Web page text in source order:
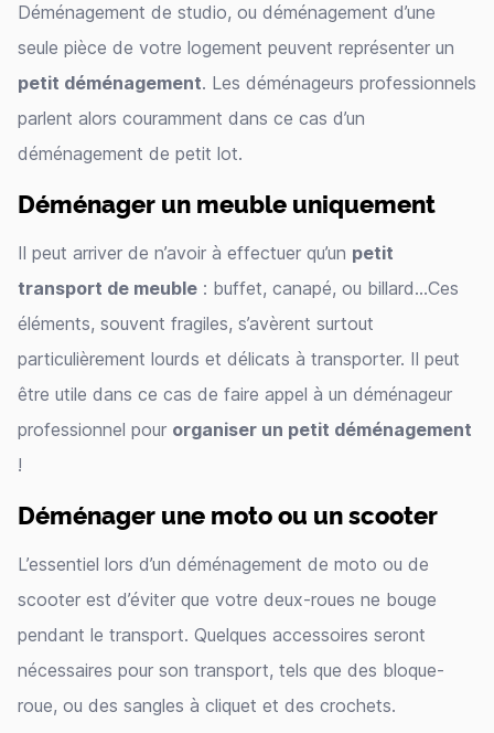
Déménagement de studio, ou déménagement d’une
seule pièce de votre logement peuvent représenter un
petit déménagement. Les déménageurs professionnels
parlent alors couramment dans ce cas d’un
déménagement de petit lot.
Déménager un meuble uniquement
Il peut arriver de n’avoir à effectuer qu’un petit
transport de meuble : buffet, canapé, ou billard…Ces
éléments, souvent fragiles, s’avèrent surtout
particulièrement lourds et délicats à transporter. Il peut
être utile dans ce cas de faire appel à un déménageur
professionnel pour organiser un petit déménagement
!
Déménager une moto ou un scooter
L’essentiel lors d’un déménagement de moto ou de
scooter est d’éviter que votre deux-roues ne bouge
pendant le transport. Quelques accessoires seront
nécessaires pour son transport, tels que des bloque-
roue, ou des sangles à cliquet et des crochets.